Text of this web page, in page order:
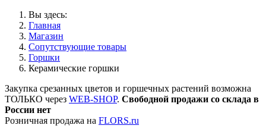
Вы здесь:
Главная
Магазин
Сопутствующие товары
Горшки
Керамические горшки
Закупка срезанных цветов и горшечных растений возможна
ТОЛЬКО через WEB-SHOP. Свободной продажи со склада в
России нет
Розничная продажа на FLORS.ru